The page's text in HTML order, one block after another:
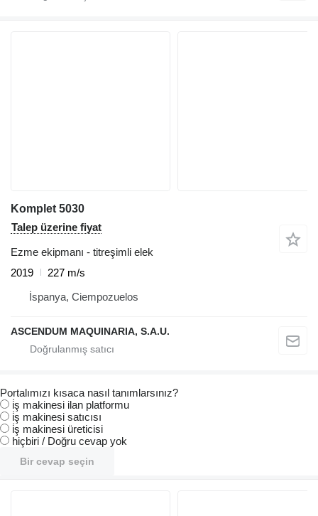
Komplet 5030
Talep üzerine fiyat
Ezme ekipmanı - titreşimli elek
2019
227 m/s
İspanya, Ciempozuelos
ASCENDUM MAQUINARIA, S.A.U.
Portalımızı kısaca nasıl tanımlarsınız?
i̇ş makinesi ilan platformu
i̇ş makinesi satıcısı
i̇ş makinesi üreticisi
hiçbiri / Doğru cevap yok
Bir cevap seçin